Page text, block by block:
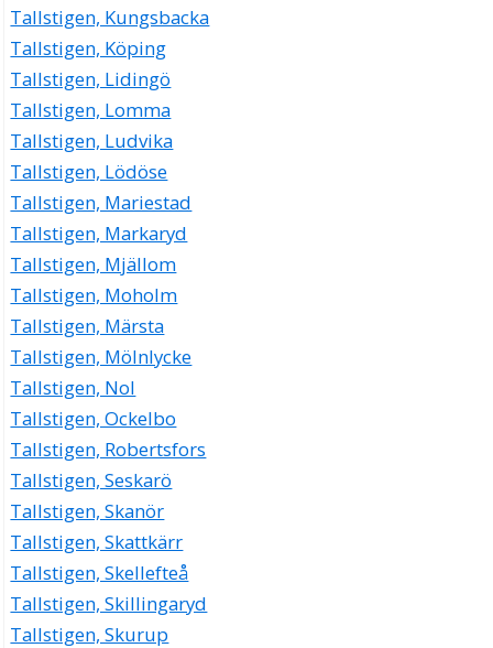
Tallstigen, Kungsbacka
Tallstigen, Köping
Tallstigen, Lidingö
Tallstigen, Lomma
Tallstigen, Ludvika
Tallstigen, Lödöse
Tallstigen, Mariestad
Tallstigen, Markaryd
Tallstigen, Mjällom
Tallstigen, Moholm
Tallstigen, Märsta
Tallstigen, Mölnlycke
Tallstigen, Nol
Tallstigen, Ockelbo
Tallstigen, Robertsfors
Tallstigen, Seskarö
Tallstigen, Skanör
Tallstigen, Skattkärr
Tallstigen, Skellefteå
Tallstigen, Skillingaryd
Tallstigen, Skurup